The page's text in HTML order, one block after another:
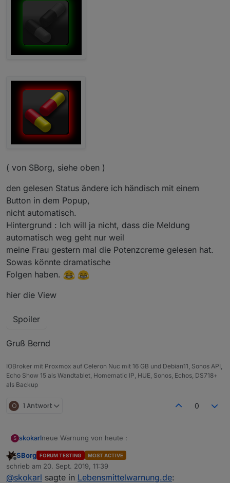
( von SBorg, siehe oben )
den gelesen Status ändere ich händisch mit einem
Button in dem Popup,
nicht automatisch.
Hintergrund : Ich will ja nicht, dass die Meldung
automatisch weg geht nur weil
meine Frau gestern mal die Potenzcreme gelesen hat.
Sowas könnte dramatische
Folgen haben.
hier die View
Spoiler
Gruß Bernd
IOBroker mit Proxmox auf Celeron Nuc mit 16 GB und Debian11, Sonos API,
Echo Show 15 als Wandtablet, Homematic IP, HUE, Sonos, Echos, DS718+
als Backup
O 1 Antwort 0
S skokarlneue Warnung von heute :
Potenzpaste ?
Du warnst auch wirklich vor allem .....
Offline
SBorg FORUM TESTING MOST ACTIVE
schrieb am 20. Sept. 2019, 11:39
zuletzt editiert von
@skokarl sagte in Lebensmittelwarnung.de: